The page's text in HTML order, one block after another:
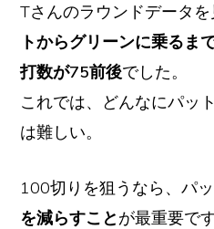
Tさんのラウンドデータを
トからグリーンに乗るま
打数が75前後でした。
これでは、どんなにパッ
は難しい。
100切りを狙うなら、パ
を減らすことが最重要です